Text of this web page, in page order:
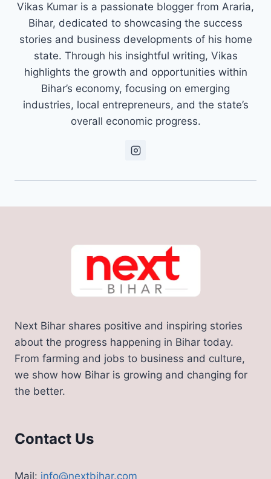
Vikas Kumar is a passionate blogger from Araria,
Bihar, dedicated to showcasing the success
stories and business developments of his home
state. Through his insightful writing, Vikas
highlights the growth and opportunities within
Bihar’s economy, focusing on emerging
industries, local entrepreneurs, and the state’s
overall economic progress.
Next Bihar shares positive and inspiring stories
about the progress happening in Bihar today.
From farming and jobs to business and culture,
we show how Bihar is growing and changing for
the better.
Contact Us
Mail: info@nextbihar.com